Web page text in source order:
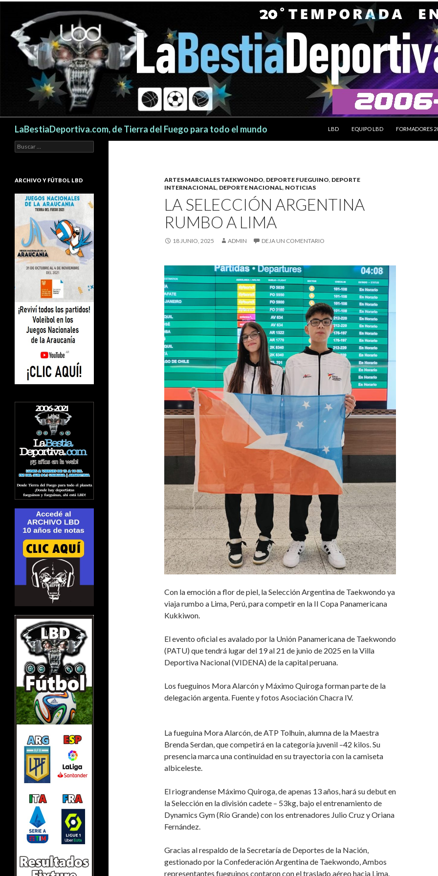
LaBestiaDeportiva.com, de Tierra del Fuego para todo el mundo
LBD
EQUIPO LBD FORMADORES
ARTES MARCIALES TAEKWONDO, DEPORTE FUEGUINO, DEPORTE
INTERNACIONAL, DEPORTE NACIONAL, NOTICIAS
LA SELECCIÓN ARGENTINA
RUMBO A LIMA
18 JUNIO, 2025 ADMIN DEJA UN COMENTARIO
Con la emoción a flor de piel, la Selección Argentina de Taekwondo ya
viaja rumbo a Lima, Perú, para competir en la II Copa Panamericana
Kukkiwon.
El evento oficial es avalado por la Unión Panamericana de Taekwondo
(PATU) que tendrá lugar del 19 al 21 de junio de 2025 en la Villa
Deportiva Nacional (VIDENA) de la capital peruana.
Los fueguinos Mora Alarcón y Máximo Quiroga forman parte de la
delegación argenta. Fuente y fotos Asociación Chacra IV.
La fueguina Mora Alarcón, de ATP Tolhuin, alumna de la Maestra
Brenda Serdan, que competirá en la categoría juvenil –42 kilos. Su
presencia marca una continuidad en su trayectoria con la camiseta
albiceleste.
El riograndense Máximo Quiroga, de apenas 13 años, hará su debut en
la Selección en la división cadete – 53kg, bajo el entrenamiento de
Dynamics Gym (Río Grande) con los entrenadores Julio Cruz y Oriana
Fernández.
Gracias al respaldo de la Secretaría de Deportes de la Nación,
gestionado por la Confederación Argentina de Taekwondo, Ambos
representantes fueguinos contaron con el traslado aéreo hacia Lima.
Buscar:
ARCHIVO Y FÚTBOL LBD